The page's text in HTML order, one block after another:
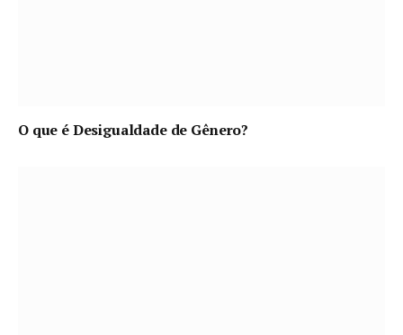
O que é Desigualdade de Gênero?